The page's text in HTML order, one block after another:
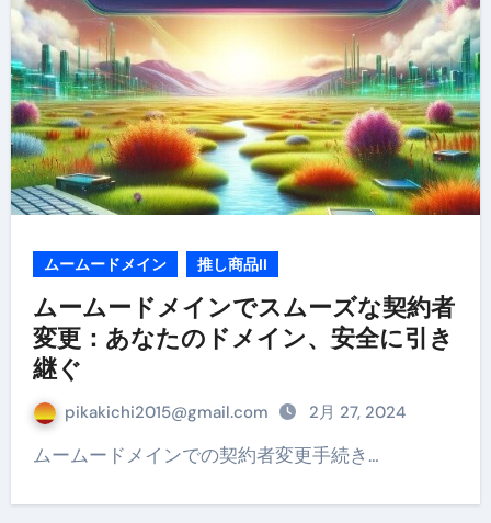
ムームードメイン 推し商品II
ムームードメインでスムーズな契約者
変更：あなたのドメイン、安全に引き
継ぐ
pikakichi2015@gmail.com 2月 27, 2024
ムームードメインでの契約者変更手続き…